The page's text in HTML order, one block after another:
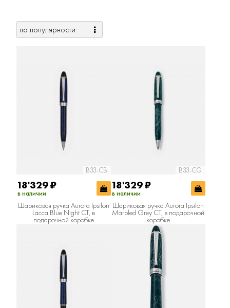
B33-CB
18'329₽
в наличии
Шариковая ручка Aurora Ipsilon
Lacca Blue Night CT, в
подарочной коробке
B33-CG
18'329₽
в наличии
Шариковая ручка Aurora Ipsilon
Marbled Grey CT, в подарочной
коробке